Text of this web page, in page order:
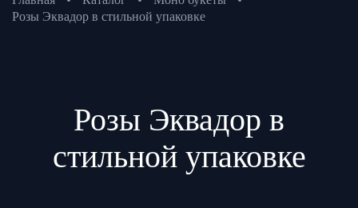
Розы Эквадор в стильной упаковке
Розы Эквадор в
стильной упаковке